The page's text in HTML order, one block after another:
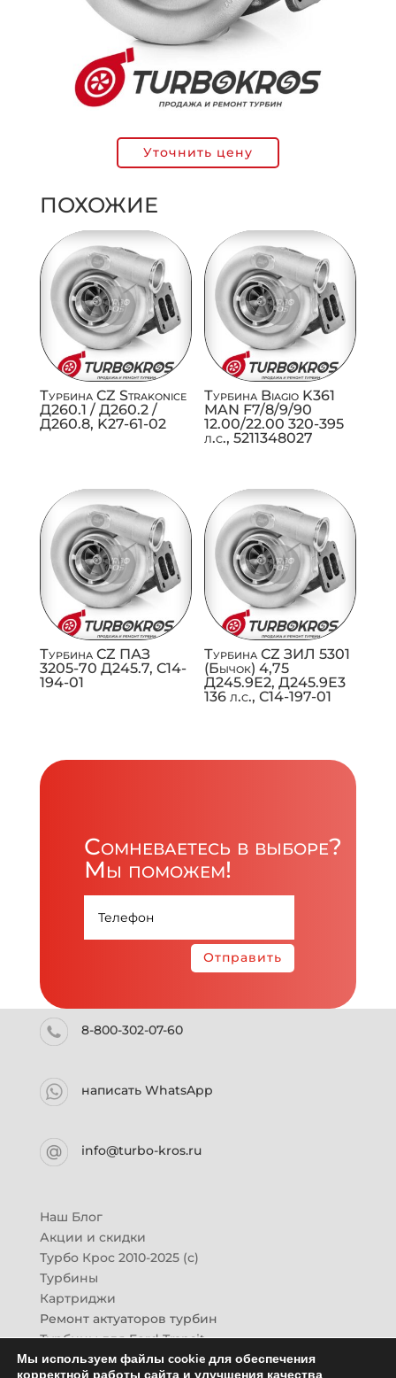
Уточнить цену
ПОХОЖИЕ
Турбина CZ Strakonice
Д260.1 / Д260.2 /
Д260.8, K27-61-02
Турбина Biagio K361
MAN F7/8/9/90
12.00/22.00 320-395
л.с., 5211348027
Турбина CZ ПАЗ
3205-70 Д245.7, C14-
194-01
Турбина CZ ЗИЛ 5301
(Бычок) 4,75
Д245.9Е2, Д245.9Е3
136 л.с., C14-197-01
Сомневаетесь в выборе?
Мы поможем!
Отправить
8-800-302-07-60
написать WhatsApp
info@turbo-kros.ru
Наш Блог
Акции и скидки
Турбо Крос 2010-2025 (с)
Турбины
Картриджи
Ремонт актуаторов турбин
Турбины для Ford Transit
Турбины для Mazda CX-7
Мы используем файлы cookie для обеспечения